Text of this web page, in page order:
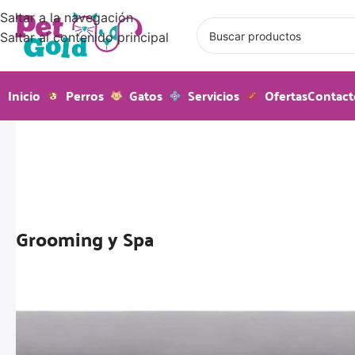
Saltar a la navegación
Saltar al contenido principal
Inicio Perros Gatos Servicios Ofertas
Grooming y Spa